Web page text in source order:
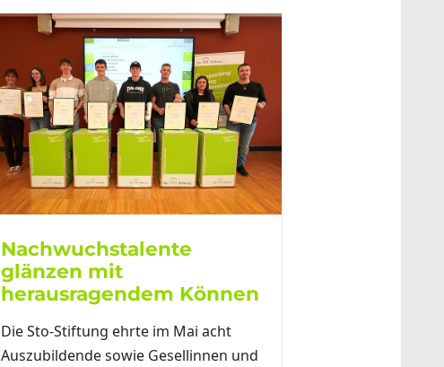
Nachwuchstalente
glänzen mit
herausragendem Können
Die Sto-Stiftung ehrte im Mai acht
Auszubildende sowie Gesellinnen und